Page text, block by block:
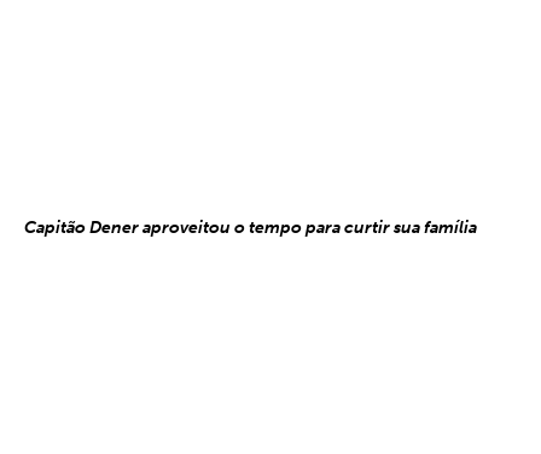
Capitão Dener aproveitou o tempo para curtir sua família